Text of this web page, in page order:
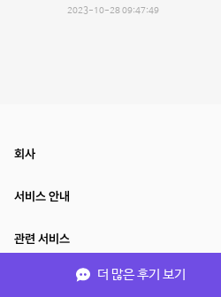
2023-10-28 09:47:49
더 많은 후기 보기
회사
서비스 안내
관련 서비스